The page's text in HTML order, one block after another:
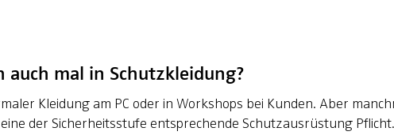
auch mal in Schutzkleidung?
Kleidung am PC oder in Workshops bei Kunden. Aber
der Sicherheitsstufe entsprechende Schutzausrüstung Pflicht.